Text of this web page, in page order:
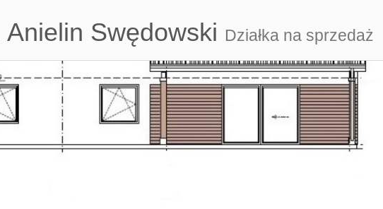
Anielin Swędowski Działka na sprzedaż